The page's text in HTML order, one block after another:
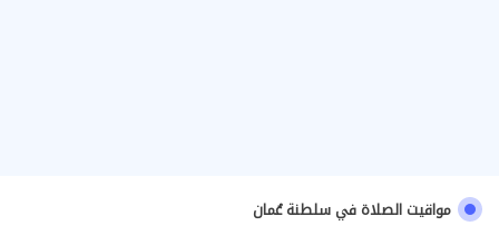
مواقيت الصلاة في سلطنة عُمان